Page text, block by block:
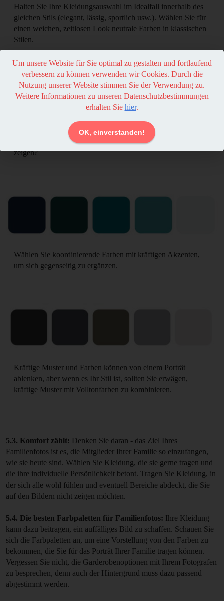
Halten Sie Ihre Kleidungsauswahl im Idealfall innerhalb des
gleichen Stils (elegant, lässig, sportlich usw.). Wählen Sie für
einen weichen, zeitlosen Look neutrale Farben in klassischen
Stilen.
Möchten Sie die lustige und couragierte Seite Ihrer Familie
zeigen?
Wählen Sie koordinierende Farben mit kräftigen Akzenten,
um sich gegenseitig zu ergänzen.
Kräftige Muster und Farben können von einem Porträt
ablenken, aber wenn es Ihr Stil ist, sollten Sie erwägen,
kräftige Muster mit Volltonfarben zu kombinieren.
5.3. Komfort zählt: Denken Sie daran - das Ziel Ihres
Familienfotos ist es, die Mitglieder Ihrer Familie so einzufangen,
wie sie heute sind. Wählen Sie Kleidung, die sie gerne tragen und
die ihre individuelle Persönlichkeit betont. Tragen Sie Kleidung, in
der sich alle wohl fühlen und eventuell Bereiche abdeckt, die Sie
auf den Bildern nicht zeigen möchten.
5.4. Die besten Farbpaletten für Familienfotos: Ihre Kleidung
kann dazu beitragen, ein auffälliges Bild zu schaffen. Schauen Sie
sich die Farbpaletten an, um eine Vorstellung von den Farben zu
bekommen, die Sie für das Porträt Ihrer Familie tragen können.
Vergessen Sie nicht, die Garderobenoptionen mit Ihrem Fotografen
zu besprechen, denn auch der Hintergrund muss dazu passend
abgestimmt werden.
Um unsere Website für Sie optimal zu gestalten und fortlaufend
verbessern zu können verwenden wir Cookies. Durch die
Nutzung unserer Website stimmen Sie der Verwendung zu.
Weitere Informationen zu unseren Datenschutzbestimmungen
erhalten Sie hier.
OK, einverstanden!